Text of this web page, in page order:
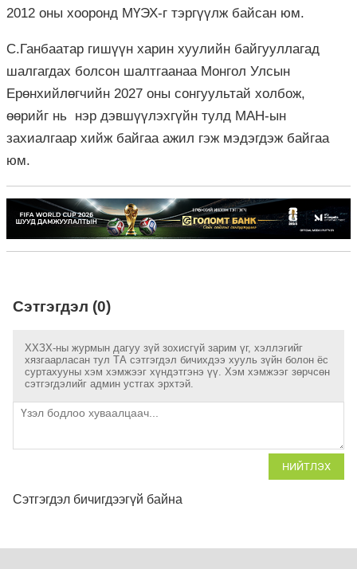
2012 оны хооронд МҮЭХ-г тэргүүлж байсан юм.
С.Ганбаатар гишүүн харин хуулийн байгууллагад
шалгагдах болсон шалтгаанаа Монгол Улсын
Ерөнхийлөгчийн 2027 оны сонгуультай холбож,
өөрийг нь нэр дэвшүүлэхгүйн тулд МАН-ын
захиалгаар хийж байгаа ажил гэж мэдэгдэж байгаа
юм.
Сэтгэгдэл (0)
ХХЗХ-ны журмын дагуу зүй зохисгүй зарим үг, хэллэгийг
хязгаарласан тул ТА сэтгэгдэл бичихдээ хууль зүйн болон ёс
суртахууны хэм хэмжээг хүндэтгэнэ үү. Хэм хэмжээг зөрчсөн
сэтгэгдэлийг админ устгах эрхтэй.
НИЙТЛЭХ
Сэтгэгдэл бичигдээгүй байна